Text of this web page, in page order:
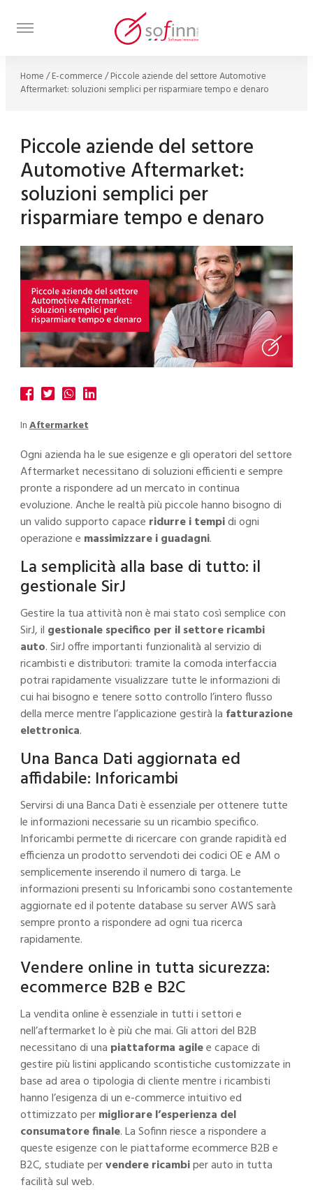
Home/E-commerce/Piccole aziende del settore Automotive
Aftermarket: soluzioni semplici per risparmiare tempo e denaro
Piccole aziende del settore
Automotive Aftermarket:
soluzioni semplici per
risparmiare tempo e denaro
InAftermarket
Ogni azienda ha le sue esigenze e gli operatori del settore
Aftermarket necessitano di soluzioni efficienti e sempre
pronte a rispondere ad unmercato in continua
evoluzione. Anche le realtà più piccole hanno bisogno di
un valido supporto capace ridurre i tempidi ogni
operazione e massimizzare i guadagni.
La semplicità alla base di tutto: il
gestionale SirJ
Gestire la tua attività non è mai stato così semplice con
SirJ, il gestionale specifico per il settore ricambi
auto.SirJoffre importanti funzionalità al servizio di
ricambisti e distributori: tramite la comoda interfaccia
potrai rapidamente visualizzare tutte le informazioni di
cui hai bisogno e tenere sotto controllo l’intero flusso
della merce mentre l’applicazione gestirà la fatturazione
elettronica.
Una Banca Dati aggiornata ed
affidabile: Inforicambi
Servirsi di una Banca Datiè essenziale per ottenere tutte
le informazioni necessarie su un ricambio specifico.
Inforicambi permette di ricercare con grande rapidità ed
efficienza un prodotto servendoti deicodici OE e AMo
semplicemente inserendo il numero di targa. Le
informazioni presenti su Inforicambisono costantemente
aggiornate ed il potente database su server AWS sarà
sempre pronto a rispondere ad ogni tua ricerca
rapidamente.
Vendere online in tutta sicurezza:
ecommerce B2B e B2C
La vendita online è essenziale in tutti i settori e
nell’aftermarket lo è più che mai. Gli attori del B2B
necessitano di una piattaforma agilee capace di
gestire più listini applicando scontistiche customizzate in
base ad area o tipologia di cliente mentre i ricambisti
hanno l’esigenza di un e-commerce intuitivo ed
ottimizzato permigliorare l’esperienza del
consumatore finale. La Sofinn riesce a rispondere a
queste esigenze con le piattaforme ecommerceB2B e
B2C, studiate pervendere ricambiper auto in tutta
facilità sul web.